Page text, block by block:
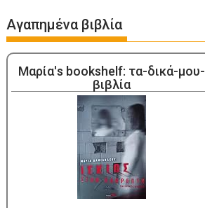
Αγαπημένα βιβλία
Μαρία's bookshelf: τα-δικά-μου-
βιβλία